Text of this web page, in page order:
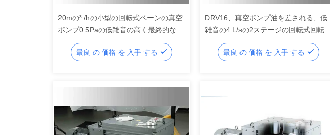
20mの³ /hの小型の回転式ベーンの真空
ポンプ0.5Paの低雑音の高く最終的な真
最良 の 価格 を 入手 する
DRV16、真空ポンプ油を差される、低
雑音の4 L/sの2ステージの回転式回転真
空ポンプ油オイルの回転式ベーンの真
空ポンプ最良 の 価格 を 入手 する